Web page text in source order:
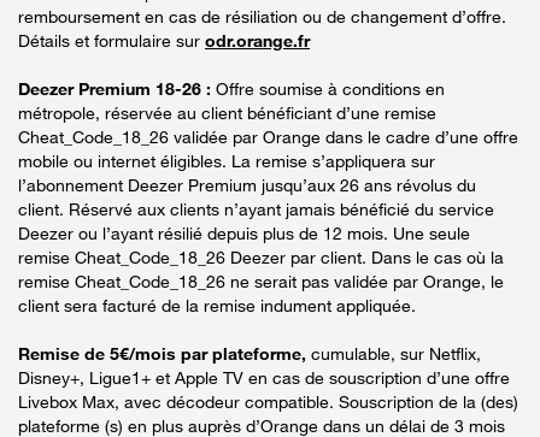
remboursement en cas de résiliation ou de changement d’offre.
Détails et formulaire sur odr.orange.fr
Deezer Premium 18-26 : Offre soumise à conditions en
métropole, réservée au client bénéficiant d’une remise
Cheat_Code_18_26 validée par Orange dans le cadre d’une offre
mobile ou internet éligibles. La remise s’appliquera sur
l’abonnement Deezer Premium jusqu’aux 26 ans révolus du
client. Réservé aux clients n’ayant jamais bénéficié du service
Deezer ou l’ayant résilié depuis plus de 12 mois. Une seule
remise Cheat_Code_18_26 Deezer par client. Dans le cas où la
remise Cheat_Code_18_26 ne serait pas validée par Orange, le
client sera facturé de la remise indument appliquée.
Remise de 5€/mois par plateforme, cumulable, sur Netflix,
Disney+, Ligue1+ et Apple TV en cas de souscription d’une offre
Livebox Max, avec décodeur compatible. Souscription de la (des)
plateforme (s) en plus auprès d’Orange dans un délai de 3 mois